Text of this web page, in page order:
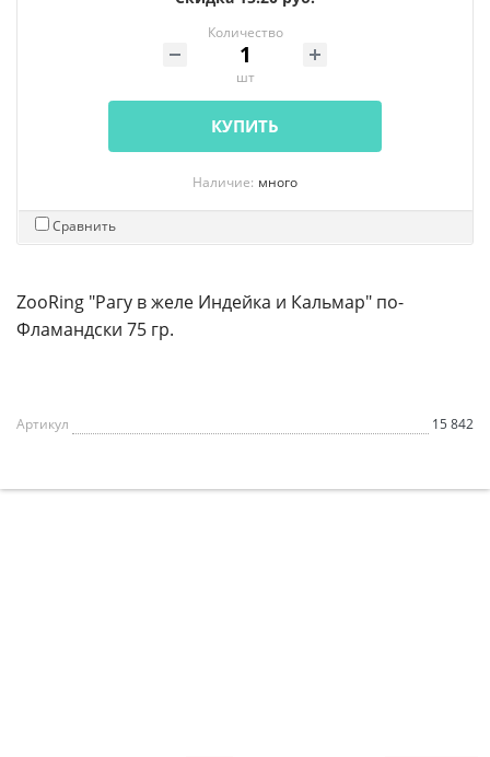
Количество
шт
КУПИТЬ
Наличие: много
Сравнить
ZooRing "Рагу в желе Индейка и Кальмар" по-
Фламандски 75 гр.
Артикул 15 842